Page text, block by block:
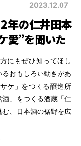
2023.12.07
年の仁井田本
愛”を聞いた
にもぜひ知ってほし
おもしろい動きがあ
ケ」をつくる醸造所
酒」をつくる酒蔵「仁
、日本酒の裾野を広